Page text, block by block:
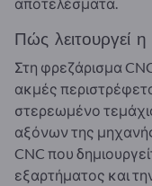
Πώς λειτουργεί
Στη φρεζάρισμα
ακμές
στερεωμένο
αξόνων της
CNC που
εξαρτήματος και